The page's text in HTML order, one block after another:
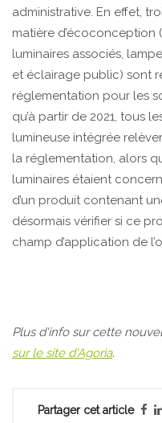
administrative. En effet,
matière d’écoconception
luminaires associés,
et éclairage public) sont
réglementation pour les
qu’à partir de 2021, tous
lumineuse intégrée
la réglementation, alors
luminaires étaient
d’un produit contenant
désormais vérifier si ce
champ d’application de
Plus d'info sur cette
sur le site d'Agoria.
Partager cet article